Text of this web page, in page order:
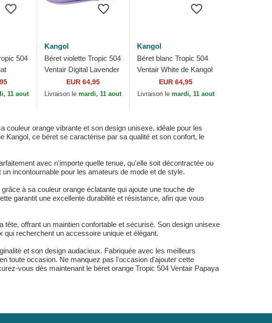
504
11 aout
Kangol
Béret violette Tropic 504
Ventair Digital Lavender
de KangolEUR 64,95
Livraison lemardi, 11 aout
Kangol
Béret blanc Tropic 504
Ventair White de Kangol
EUR 64,95
Livraison le mardi, 11 aout
couleur orange vibrante et son design unisexe, idéale pour les
Kangol, ce béret se caractérise par sa qualité et son confort, le
avec n'importe quelle tenue, qu'elle soit décontractée ou
incontournable pour les amateurs de mode et de style.
à sa couleur orange éclatante qui ajoute une touche de
garantit une excellente durabilité et résistance, afin que vous
offrant un maintien confortable et sécurisé. Son design unisexe
recherchent un accessoire unique et élégant.
et son design audacieux. Fabriquée avec les meilleurs
toute occasion. Ne manquez pas l'occasion d'ajouter cette
vous dès maintenant le béret orange Tropic 504 Ventair Papaya